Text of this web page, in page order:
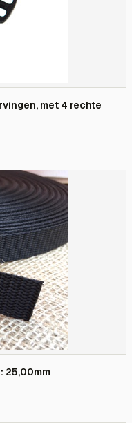
met 4 rechte
25,00mm